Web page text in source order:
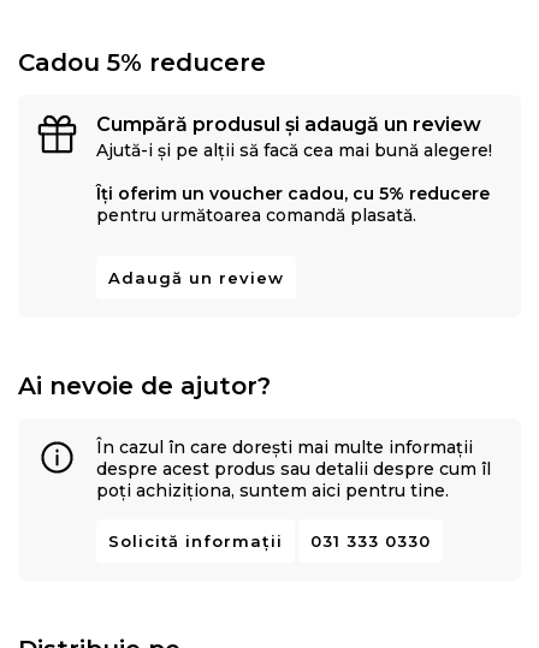
Cadou 5% reducere
Cumpără produsul și adaugă un review
Ajută-i și pe alții să facă cea mai bună alegere!
Îți oferim un voucher cadou, cu 5% reducere
pentru următoarea comandă plasată.
Adaugă un review
Ai nevoie de ajutor?
În cazul în care dorești mai multe informații
despre acest produs sau detalii despre cum îl
poți achiziționa, suntem aici pentru tine.
Solicită informații 031 333 0330